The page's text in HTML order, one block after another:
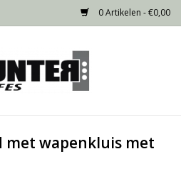
0 Artikelen - €0,00
met wapenkluis met